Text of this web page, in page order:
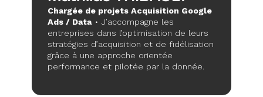
Chargée de projets Acquisition Google
Ads / Data• J’accompagne les
entreprises dans l’optimisation de leurs
stratégies d’acquisition et de fidélisation
grâce à une approche orientée
performance et pilotée par la donnée.